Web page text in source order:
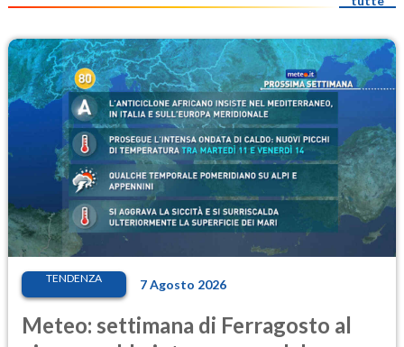
TENDENZA 7 Agosto 2026
Meteo: settimana di Ferragosto al